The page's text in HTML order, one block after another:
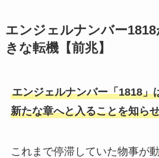
エンジェルナンバー
きな転機【前兆】
エンジェルナンバー「1818」
新たな章へと入ることを知ら
これまで停滞していた物事が